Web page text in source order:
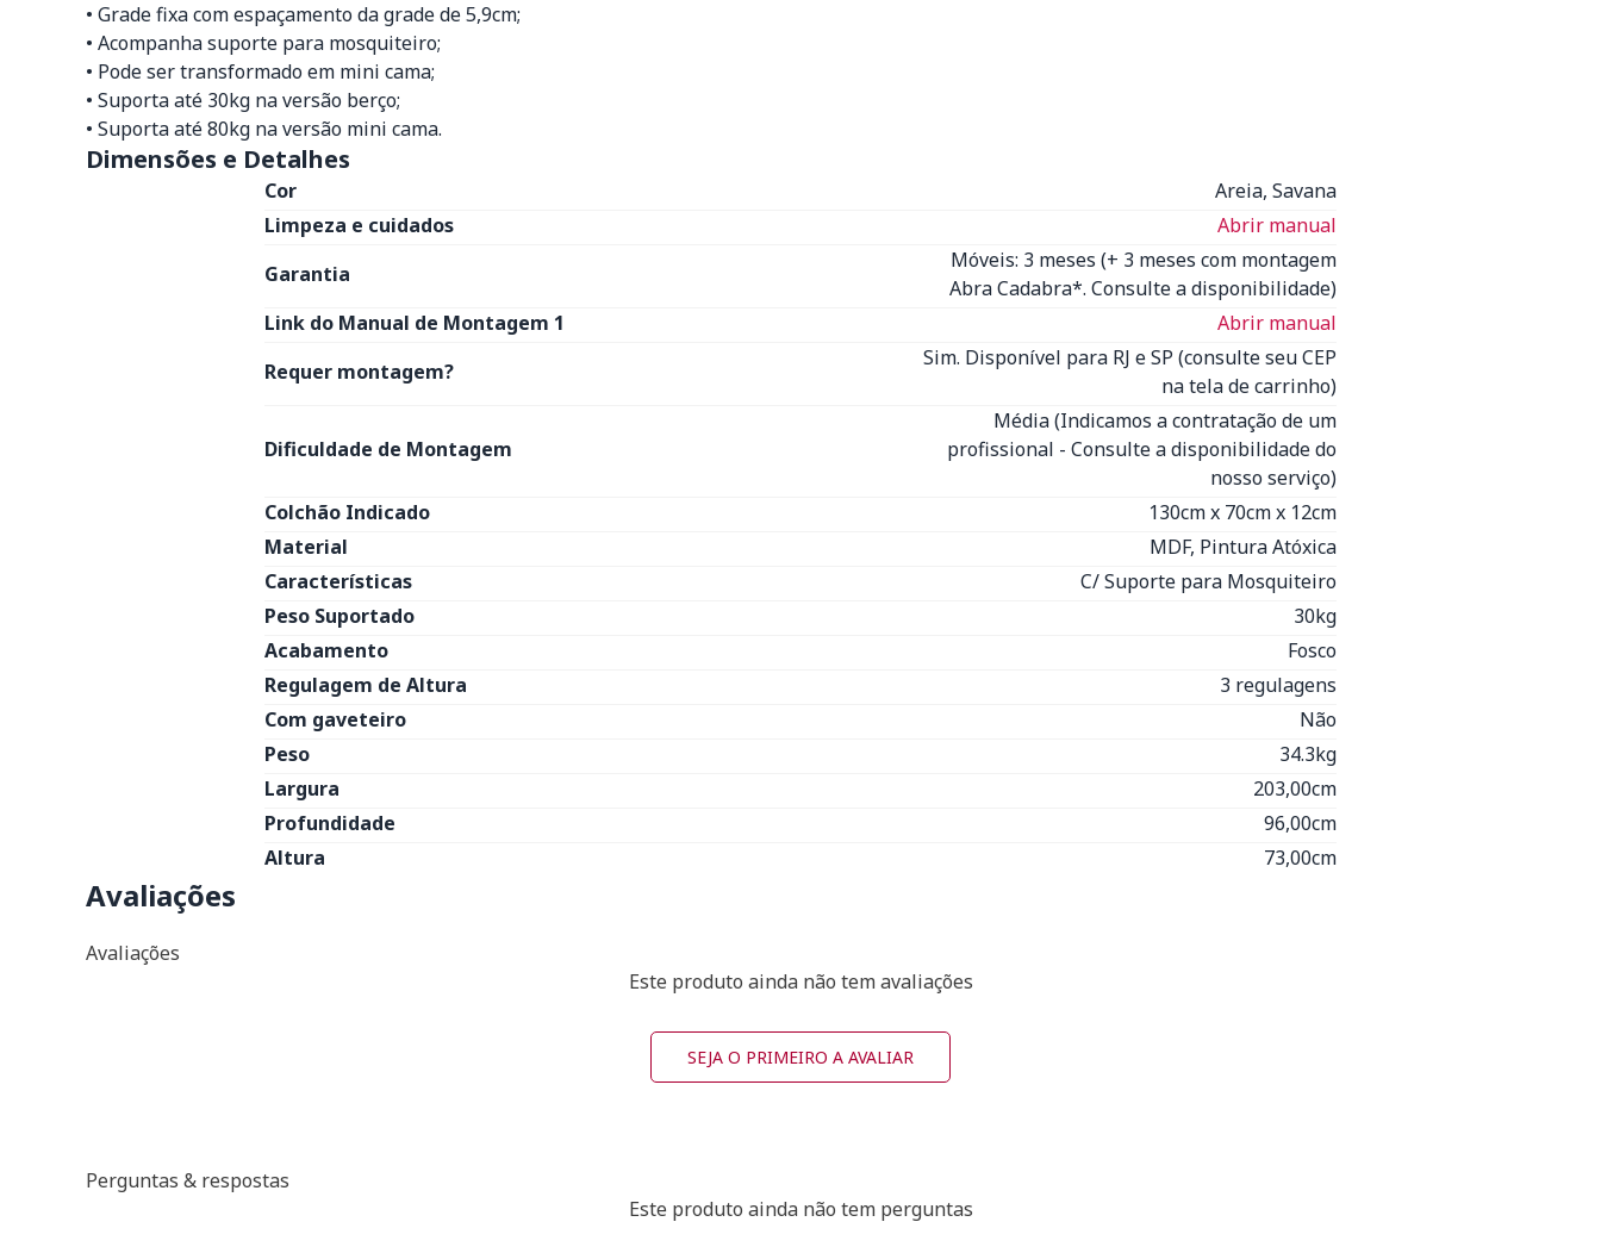
• Grade fixa com espaçamento da grade de 5,9cm;
• Acompanha suporte para mosquiteiro;
• Pode ser transformado em mini cama;
• Suporta até 30kg na versão berço;
• Suporta até 80kg na versão mini cama.
Dimensões e Detalhes
Cor
Areia, Savana
Limpeza e cuidados
Abrir manual
Garantia
Móveis: 3 meses (+ 3 meses com montagem
Abra Cadabra*. Consulte a disponibilidade)
Link do Manual de Montagem 1
Abrir manual
Requer montagem?
Sim. Disponível para RJ e SP (consulte seu CEP
na tela de carrinho)
Dificuldade de Montagem
Média (Indicamos a contratação de um
profissional - Consulte a disponibilidade do
nosso serviço)
Colchão Indicado
130cm x 70cm x 12cm
Material
MDF, Pintura Atóxica
Características
C/ Suporte para Mosquiteiro
Peso Suportado
30kg
Acabamento
Fosco
Regulagem de Altura
3 regulagens
Com gaveteiro
Não
Peso
34.3kg
Largura
203,00cm
Profundidade
96,00cm
Altura
73,00cm
Avaliações
Avaliações
Este produto ainda não tem avaliações
SEJA O PRIMEIRO A AVALIAR
Perguntas & respostas
Este produto ainda não tem perguntas